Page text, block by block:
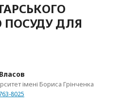
ПОСУДУ ДЛЯ
імені Бориса Грінченка
8025